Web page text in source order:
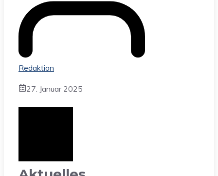
Redaktion
27. Januar 2025